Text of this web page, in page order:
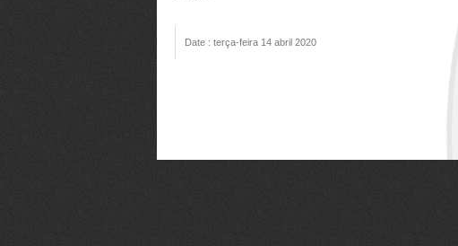
Date : terça-feira 14 abril 2020